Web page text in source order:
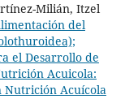
Milián, Itzel
del
el Desarrollo de
Acuicola:
Nutrición Acuícola